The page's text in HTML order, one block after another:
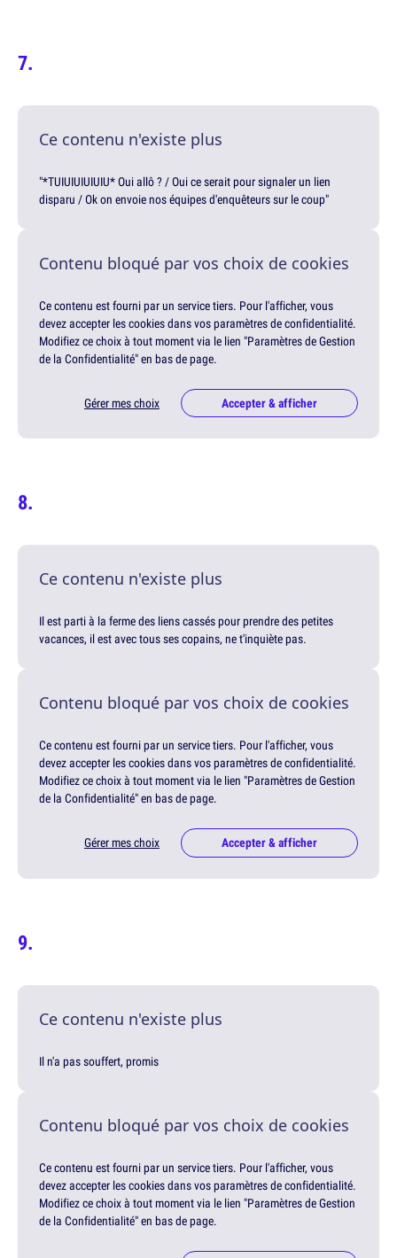
Ce contenu n'existe plus
"*TUIUIUIUIUIU* Oui allô ? / Oui ce serait pour signaler un lien
disparu / Ok on envoie nos équipes d'enquêteurs sur le coup"
Contenu bloqué par vos choix de cookies
Ce contenu est fourni par un service tiers. Pour l'afficher, vous
devez accepter les cookies dans vos paramètres de confidentialité.
Modifiez ce choix à tout moment via le lien "Paramètres de Gestion
de la Confidentialité" en bas de page.
Gérer mes choix Accepter & afficher
Ce contenu n'existe plus
Il est parti à la ferme des liens cassés pour prendre des petites
vacances, il est avec tous ses copains, ne t'inquiète pas.
Contenu bloqué par vos choix de cookies
Ce contenu est fourni par un service tiers. Pour l'afficher, vous
devez accepter les cookies dans vos paramètres de confidentialité.
Modifiez ce choix à tout moment via le lien "Paramètres de Gestion
de la Confidentialité" en bas de page.
Gérer mes choix Accepter & afficher
Ce contenu n'existe plus
Il n'a pas souffert, promis
Contenu bloqué par vos choix de cookies
Ce contenu est fourni par un service tiers. Pour l'afficher, vous
devez accepter les cookies dans vos paramètres de confidentialité.
Modifiez ce choix à tout moment via le lien "Paramètres de Gestion
de la Confidentialité" en bas de page.